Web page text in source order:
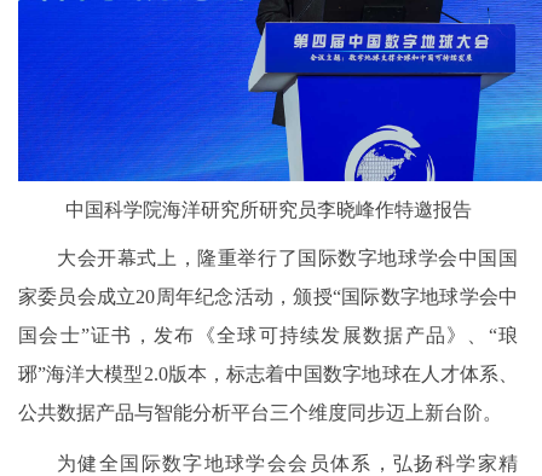
中国科学院海洋研究所研究员李晓峰作特邀报告
大会开幕式上，隆重举行了国际数字地球学会中国国
家委员会成立20周年纪念活动，颁授“国际数字地球学会中
国会士”证书，发布《全球可持续发展数据产品》、“琅
琊”海洋大模型2.0版本，标志着中国数字地球在人才体系、
公共数据产品与智能分析平台三个维度同步迈上新台阶。
为健全国际数字地球学会会员体系，弘扬科学家精